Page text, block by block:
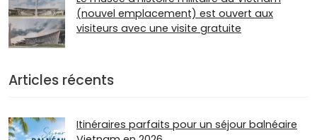
(nouvel emplacement) est ouvert aux
visiteurs avec une visite gratuite
Articles récents
Itinéraires parfaits pour un séjour balnéaire